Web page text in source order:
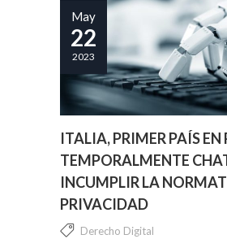
May
22
2023
ITALIA, PRIMER PAÍS EN
TEMPORALMENTE
INCUMPLIR LA
PRIVACIDAD
Derecho Digital